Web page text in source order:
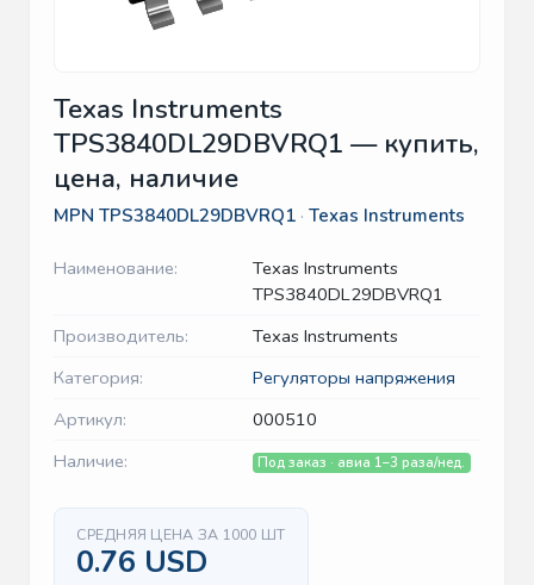
Texas Instruments
TPS3840DL29DBVRQ1 — купить,
цена, наличие
MPN TPS3840DL29DBVRQ1 · Texas Instruments
Наименование:
Texas Instruments
TPS3840DL29DBVRQ1
Производитель:
Texas Instruments
Категория:
Регуляторы напряжения
Артикул:
000510
Наличие:
Под заказ · авиа 1–3 раза/нед.
СРЕДНЯЯ ЦЕНА ЗА 1000 ШТ
0.76 USD